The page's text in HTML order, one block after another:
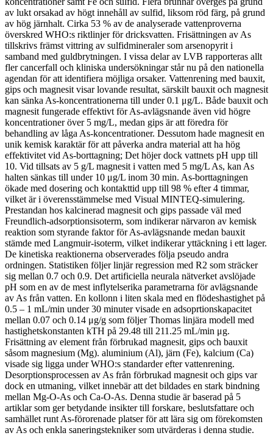
av lukt orsakad av högt innehåll av sulfid, liksom röd färg, på grund
av hög järnhalt. Cirka 53 % av de analyserade vattenproverna
överskred WHO:s riktlinjer för dricksvatten. Frisättningen av As
tillskrivs främst vittring av sulfidmineraler som arsenopyrit i
samband med guldbrytningen. I vissa delar av LVB rapporteras allt
fler cancerfall och kliniska undersökningar står nu på den nationella
agendan för att identifiera möjliga orsaker. Vattenrening med bauxit,
gips och magnesit visar lovande resultat, särskilt bauxit och magnesit
kan sänka As-koncentrationerna till under 0.1 μg/L. Både bauxit och
magnesit fungerade effektivt för As-avlägsnande även vid högre
koncentrationer över 5 mg/L, medan gips är att föredra för
behandling av låga As-koncentrationer. Dessutom hade magnesit en
unik kemisk karaktär för att påverka andra material att ha hög
effektivitet vid As-borttagning; Det höjer dock vattnets pH upp till
10. Vid tillsats av 5 g/L magnesit i vatten med 5 mg/L As, kan As
halten sänkas till under 10 μg/L inom 30 min. As-borttagningen
ökade med dosering och kontakttid upp till 98 % efter 4 timmar,
vilket är i överensstämmelse med Visual MINTEQ-simulering.
Prestandan hos kalcinerad magnesit och gips passade väl med
Freundlich-adsorptionsisoterm, som indikerar närvaron av kemisk
reaktion som styrande faktor för As-avlägsnande medan bauxit
stämde med Langmuir-isoterm, vilket indikerar yttäckning i ett lager.
De kinetiska reaktionerna observerades följa pseudo andra
ordningen. Statistiken följer linjär regression med R2 som sträcker
sig mellan 0.7 och 0.9. Det artificiella neurala nätverket avslöjade
pH som en av de mest inflytelserika parametrarna för avlägsnande
av As från vatten. En kollonn i liten skala med en flödeshastighet på
0.5 – 1 mL/min under 30 minuter visade en adsoprtionskapacitet
mellan 0.07 och 0.14 μg/g som följer Thomas linjära modell med
hastighetskonstanten kTH på 29.48 till 211.25 mL/min μg.
Frisättning av element från förbrukad magnesit, gips och bauxit
såsom magnesium (Mg). aluminium (Al), järn (Fe), kalcium (Ca)
visade sig ligga under WHO:s standarder efter vattenrening.
Desorptionsprocessen av As från förbrukad magnesit och gips var
dock en utmaning, vilket innebär att det bildades en stark bindning
mellan Mg-O-As och Ca-O-As. Denna studie är baserad på 5
artiklar som ger betydande insikter till forskare, beslutsfattare och
samhället runt As-förorenade platser för att lära sig om förekomsten
av As och enkla saneringstekniker som utvärderas i denna studie.